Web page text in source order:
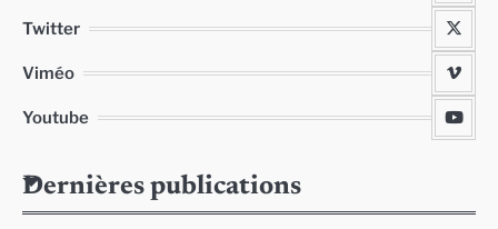
Twitter
Viméo
Youtube
Dernières publications